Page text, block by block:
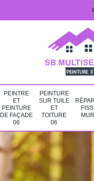
PEINTRE
ET
PEINTURE
DE FAÇADE
06
PEINTURE
SUR TUILE
ET
TOITURE
06